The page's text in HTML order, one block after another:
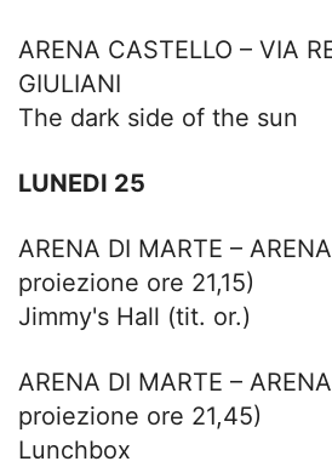
ARENA CASTELLO – VIA
GIULIANI
The dark side of the sun
LUNEDI 25
ARENA DI MARTE –
proiezione ore 21,15)
Jimmy's Hall (tit. or.)
ARENA DI MARTE –
proiezione ore 21,45)
Lunchbox